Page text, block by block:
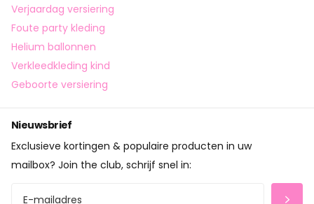
Verjaardag versiering
Foute party kleding
Helium ballonnen
Verkleedkleding kind
Geboorte versiering
Nieuwsbrief
Exclusieve kortingen & populaire producten in uw
mailbox? Join the club, schrijf snel in: